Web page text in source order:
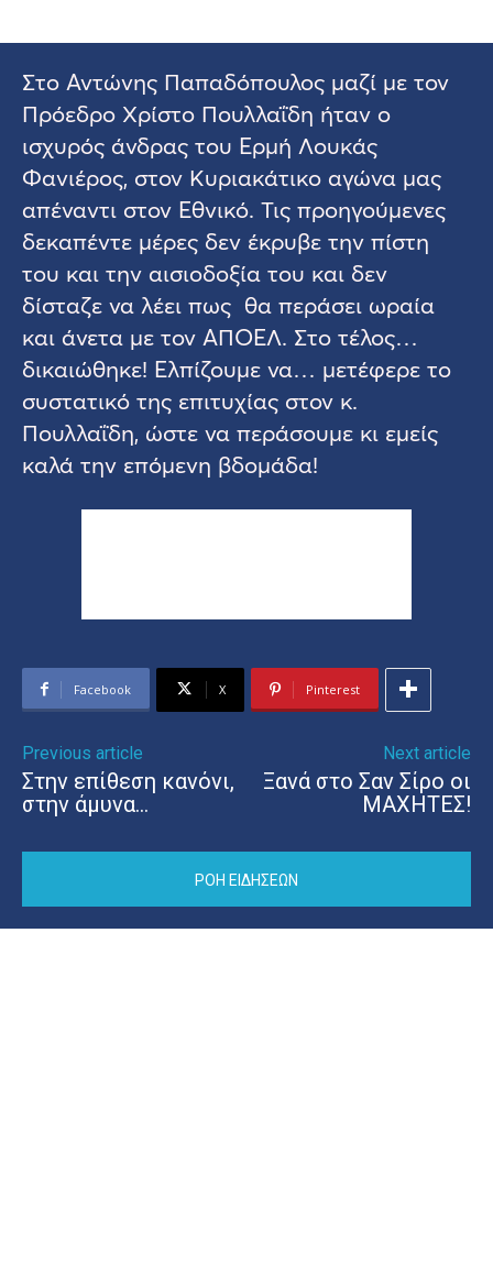
Στο Αντώνης Παπαδόπουλος μαζί με τον
Πρόεδρο Χρίστο Πουλλαΐδη ήταν ο
ισχυρός άνδρας του Ερμή Λουκάς
Φανιέρος, στον Κυριακάτικο αγώνα μας
απέναντι στον Εθνικό. Τις προηγούμενες
δεκαπέντε μέρες δεν έκρυβε την πίστη
του και την αισιοδοξία του και δεν
δίσταζε να λέει πως θα περάσει ωραία
και άνετα με τον ΑΠΟΕΛ. Στο τέλος…
δικαιώθηκε! Ελπίζουμε να… μετέφερε το
συστατικό της επιτυχίας στον κ.
Πουλλαΐδη, ώστε να περάσουμε κι εμείς
καλά την επόμενη βδομάδα!
Facebook X Pinterest
Previous article
Στην επίθεση κανόνι,
στην άμυνα…
Next article
Ξανά στο Σαν Σίρο οι
ΜΑΧΗΤΕΣ!
ΡΟΗ ΕΙΔΗΣΕΩΝ